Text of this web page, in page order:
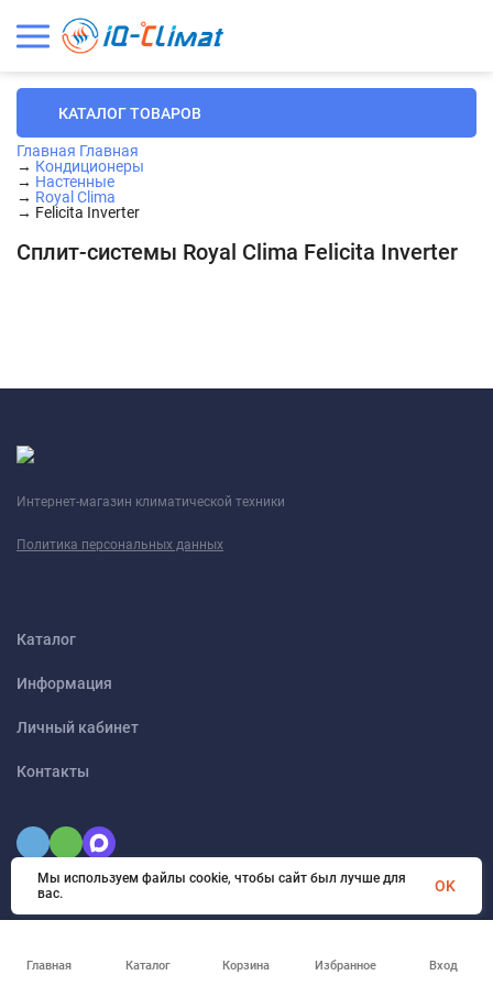
КАТАЛОГ ТОВАРОВ
Главная Главная
→ Кондиционеры
→ Настенные
→ Royal Clima
→ Felicita Inverter
Сплит-системы Royal Clima Felicita Inverter
Интернет-магазин климатической техники
Политика персональных данных
Каталог
Информация
Личный кабинет
Контакты
Главная Каталог Корзина Избранное Вход
Мы используем файлы cookie, чтобы сайт был лучше для
вас.
OK